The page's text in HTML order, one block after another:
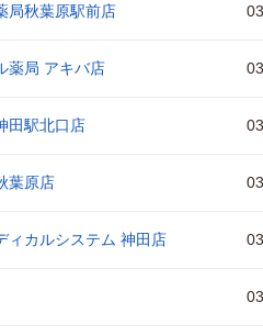
局秋葉原駅前店
薬局 アキバ店
田駅北口店
葉原店
ィカルシステム 神田店